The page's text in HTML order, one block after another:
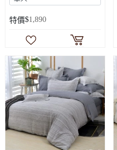
特價$1,890